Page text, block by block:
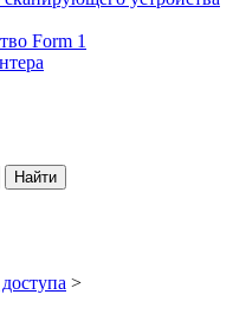
Form 1
Найти
>